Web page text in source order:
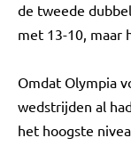
de tweede
met 13-10, maar
Omdat Olympia
wedstrijden al
het hoogste